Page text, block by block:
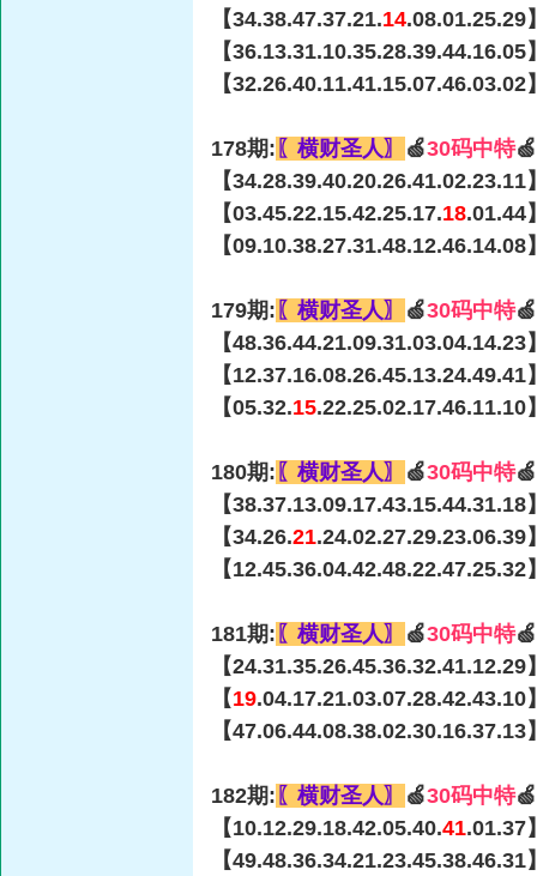
【34.38.47.37.21.14.08.01.25.29
【36.13.31.10.35.28.39.44.16.05
【32.26.40.11.41.15.07.46.03.02
178期: 〖横财圣人〗 🍏30码中特
【34.28.39.40.20.26.41.02.23.11
【03.45.22.15.42.25.17.18.01.44
【09.10.38.27.31.48.12.46.14.08
179期: 〖横财圣人〗 🍏30码中特
【48.36.44.21.09.31.03.04.14.23
【12.37.16.08.26.45.13.24.49.41
【05.32.15.22.25.02.17.46.11.10
180期: 〖横财圣人〗 🍏30码中特
【38.37.13.09.17.43.15.44.31.18
【34.26.21.24.02.27.29.23.06.39
【12.45.36.04.42.48.22.47.25.32
181期: 〖横财圣人〗 🍏30码中特
【24.31.35.26.45.36.32.41.12.29
【19.04.17.21.03.07.28.42.43.10
【47.06.44.08.38.02.30.16.37.13
182期: 〖横财圣人〗 🍏30码中特
【10.12.29.18.42.05.40.41.01.37
【49.48.36.34.21.23.45.38.46.31